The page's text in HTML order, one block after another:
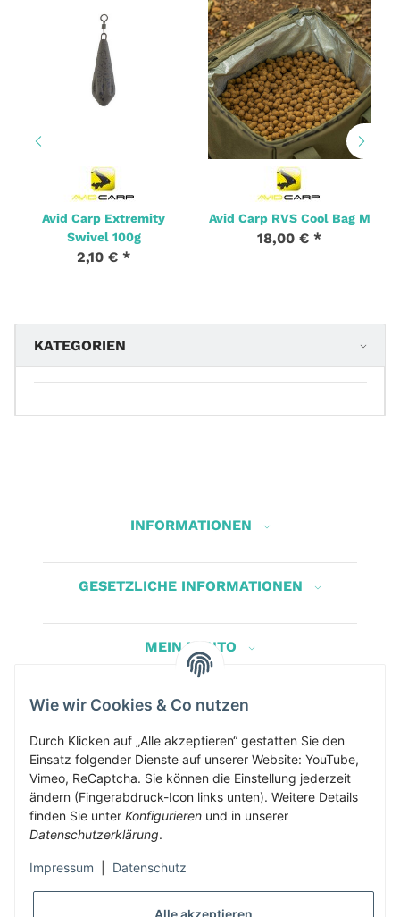
Avid Carp Extremity
Swivel 100g
2,10 € *
Avid Carp RVS Cool Bag M
18,00 € *
KATEGORIEN
INFORMATIONEN
GESETZLICHE INFORMATIONEN
MEIN KONTO
Herbis Anglerladen
Inh.Herbert Schinnerl
Kirchdorf am Inn 5
4982 Kirchdorf am Inn
info@herbis-anglerladen.at
Wie wir Cookies & Co nutzen
Durch Klicken auf „Alle akzeptieren“ gestatten Sie den
Einsatz folgender Dienste auf unserer Website: YouTube,
Vimeo, ReCaptcha. Sie können die Einstellung jederzeit
ändern (Fingerabdruck-Icon links unten). Weitere Details
finden Sie unter Konfigurieren und in unserer
Datenschutzerklärung.
Impressum Datenschutz
Alle akzeptieren